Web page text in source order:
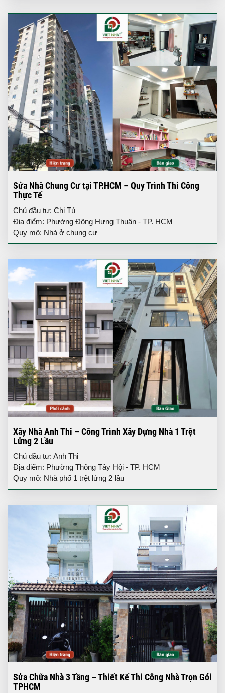
Sửa Nhà Chung Cư tại TP.HCM – Quy Trình Thi Công
Thực Tế
Chủ đầu tư: Chị Tú
Địa điểm: Phường Đông Hưng Thuận - TP. HCM
Quy mô: Nhà ở chung cư
Xây Nhà Anh Thi – Công Trình Xây Dựng Nhà 1 Trệt
Lửng 2 Lầu
Chủ đầu tư: Anh Thi
Địa điểm: Phường Thông Tây Hội - TP. HCM
Quy mô: Nhà phố 1 trệt lửng 2 lầu
Sửa Chữa Nhà 3 Tầng – Thiết Kế Thi Công Nhà Trọn Gói
TPHCM